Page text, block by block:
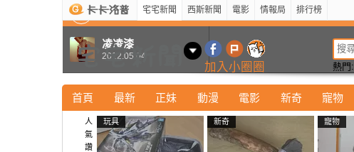
宅宅新聞 西斯新聞 電影 情報局 排行榜
加入小圈圈 熱門:
首頁 最新 正妹 動漫 電影 新奇 寵物
人
氣
讚
玩具 新奇 寵物
最新 新奇 正妹 寵物 型男 Kuso 科技 動漫
凌凌漆
2012.05.04